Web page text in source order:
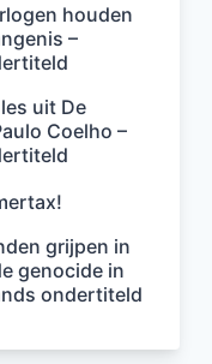
houden
–
uit De
Coelho –
grijpen in
genocide in
ondertiteld